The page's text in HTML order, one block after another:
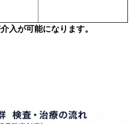
入が可能になります。